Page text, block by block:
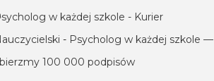
w każdej szkole - Kurier
- Psycholog w każdej szkole —
100 000 podpisów